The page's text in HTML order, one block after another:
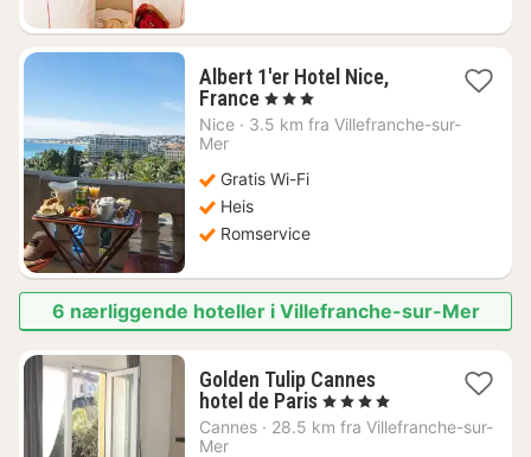
Albert 1'er Hotel Nice,
France1
natt
kr.
, 3 Stjerner
Nice · 3.5 km fra Villefranche-sur-
Mer
Gratis Wi-Fi
Heis
Romservice
6 nærliggende hoteller i Villefranche-sur-Mer
Golden Tulip Cannes
hotel de Paris1
natt
, 4 Stjerner
Cannes · 28.5 km fra Villefranche-sur-
Mer